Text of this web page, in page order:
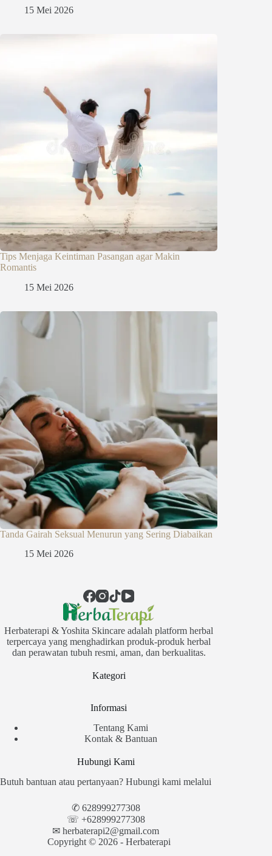
15 Mei 2026
Tips Menjaga Keintiman Pasangan agar Makin
Romantis
15 Mei 2026
Tanda Gairah Seksual Menurun yang Sering Diabaikan
15 Mei 2026
Herbaterapi & Yoshita Skincare adalah platform herbal
terpercaya yang menghadirkan produk-produk herbal
dan perawatan tubuh resmi, aman, dan berkualitas.
Kategori
Informasi
Tentang Kami
Kontak & Bantuan
Hubungi Kami
Butuh bantuan atau pertanyaan? Hubungi kami melalui
✆ 628999277308
☏ +628999277308
✉︎ herbaterapi2@gmail.com
Copyright © 2026 - Herbaterapi